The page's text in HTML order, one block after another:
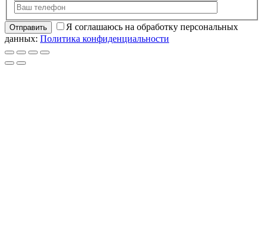
Я соглашаюсь на обработку персональных
данных: Политика конфиденциальности